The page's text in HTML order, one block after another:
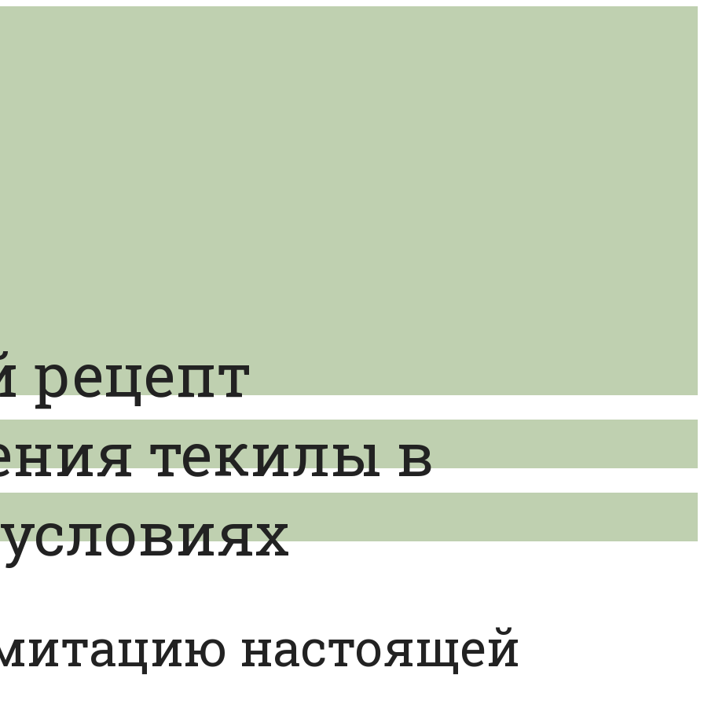
рецепт
текилы в
настоящей